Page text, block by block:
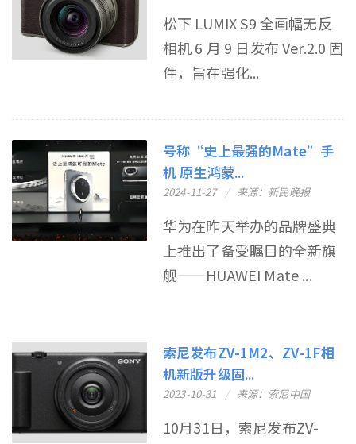
松下 LUMIX S9 全画幅无反
相机 6 月 9 日发布 Ver.2.0 固
件，旨在强化...
号称“史上最强的Mate”手
机 原生鸿蒙...
2024-11-27 来源：新民晚报
华为在昨天举办的品牌盛典
上推出了备受瞩目的全新旗
舰——HUAWEI Mate ...
索尼发布ZV-1M2、ZV-1F相
机新版升级固...
2023-10-31 来源：索尼中国
10月31日，索尼发布ZV-